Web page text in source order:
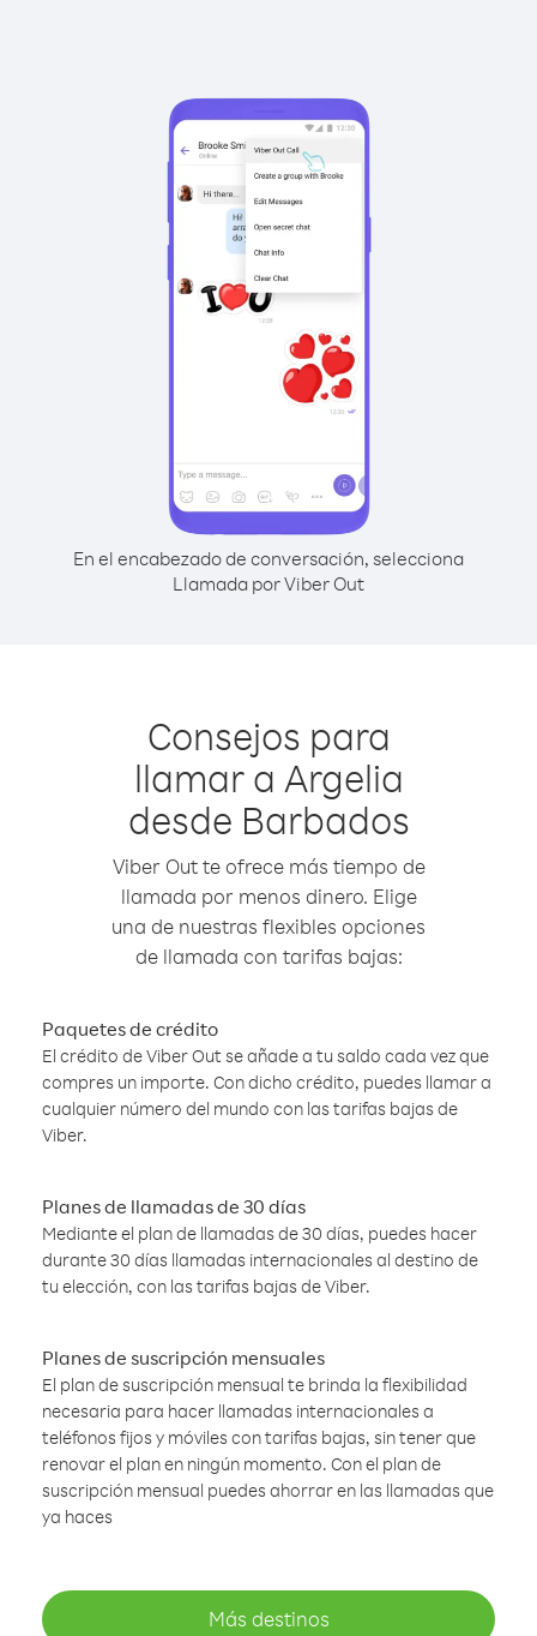
En el encabezado de conversación, selecciona
Llamada por Viber Out
Consejos para
llamar a Argelia
desde Barbados
Viber Out te ofrece más tiempo de
llamada por menos dinero. Elige
una de nuestras flexibles opciones
de llamada con tarifas bajas:
Paquetes de crédito
El crédito de Viber Out se añade a tu saldo cada vez que
compres un importe. Con dicho crédito, puedes llamar a
cualquier número del mundo con las tarifas bajas de
Viber.
Planes de llamadas de 30 días
Mediante el plan de llamadas de 30 días, puedes hacer
durante 30 días llamadas internacionales al destino de
tu elección, con las tarifas bajas de Viber.
Planes de suscripción mensuales
El plan de suscripción mensual te brinda la flexibilidad
necesaria para hacer llamadas internacionales a
teléfonos fijos y móviles con tarifas bajas, sin tener que
renovar el plan en ningún momento. Con el plan de
suscripción mensual puedes ahorrar en las llamadas que
ya haces
Más destinos